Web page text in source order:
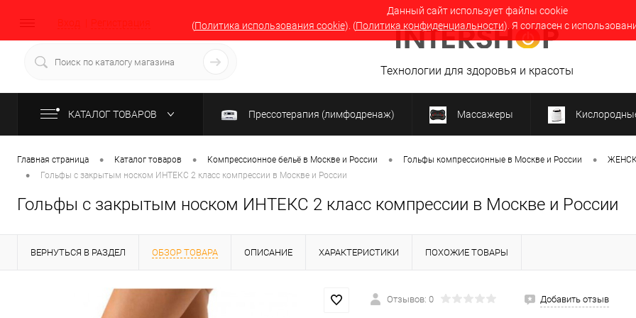
Данный сайт использует файлы cookie
(Политика использования cookie). (Политика конфиденциальности). Я согласен с
Вход Регистрация
Технологии для здоровья и красоты
КАТАЛОГ ТОВАРОВ Прессотерапия (лимфодренаж) Массажеры
Главная страница • Каталог товаров • Компрессионное бельё в Москве и России • Гольфы компрессионные в Москве и России •
• Гольфы с закрытым носком ИНТЕКС 2 класс компрессии в Москве и России
Гольфы с закрытым носком ИНТЕКС 2 класс компрессии в Москве и России
ВЕРНУТЬСЯ В РАЗДЕЛ ОБЗОР ТОВАРА ОПИСАНИЕ ХАРАКТЕРИСТИКИ ПОХОЖИЕ ТОВАРЫ
Отзывов: 0 Добавить отзыв